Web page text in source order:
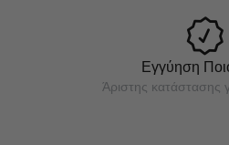
Εγγύηση
Άριστης κατάστασης